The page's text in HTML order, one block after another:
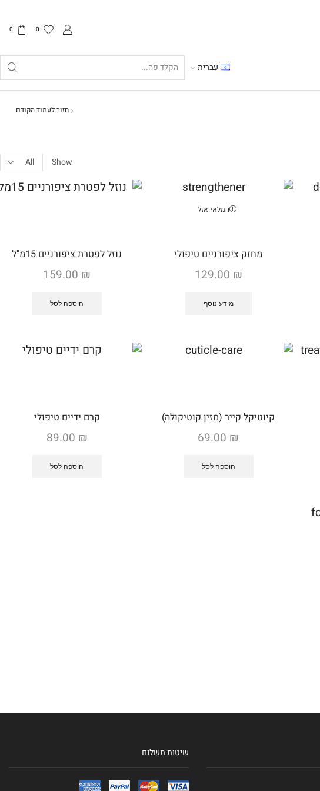
0
0
עברית
input
חזור לעמוד הקודם
Show
Products
per
page
המלאי אזל
מחזק ציפורניים טיפולי
129.00 ₪
מידע נוסף
נוזל לפטרת ציפורניים 15מ"ל
159.00 ₪
הוספה לסל
קיוטיקל קייר (מזין קוטיקולה)
69.00 ₪
הוספה לסל
קרם ידיים טיפולי
89.00 ₪
הוספה לסל
שיטות תשלום